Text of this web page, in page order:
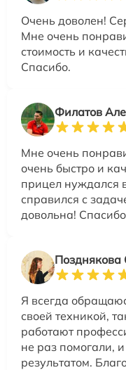
Очень доволен!
Мне очень
стоимость и
Спасибо.
Филатов
Мне очень
очень быстро и
прицел нуждался
справился с
довольна!
Позднякова
Я всегда
своей техникой,
работают
не раз помогали,
результатом.